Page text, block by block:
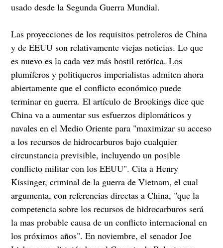
usado desde la Segunda Guerra Mundial.
Las proyecciones de los requisitos petroleros de China
y de EEUU son relativamente viejas noticias. Lo que
es nuevo es la cada vez más hostil retórica. Los
plumíferos y politiqueros imperialistas admiten ahora
abiertamente que el conflicto económico puede
terminar en guerra. El artículo de Brookings dice que
China va a aumentar sus esfuerzos diplomáticos y
navales en el Medio Oriente para "maximizar su acceso
a los recursos de hidrocarburos bajo cualquier
circunstancia previsible, incluyendo un posible
conflicto militar con los EEUU". Cita a Henry
Kissinger, criminal de la guerra de Vietnam, el cual
argumenta, con referencias directas a China, "que la
competencia sobre los recursos de hidrocarburos será
la mas probable causa de un conflicto internacional en
los próximos años". En noviembre, el senador Joe